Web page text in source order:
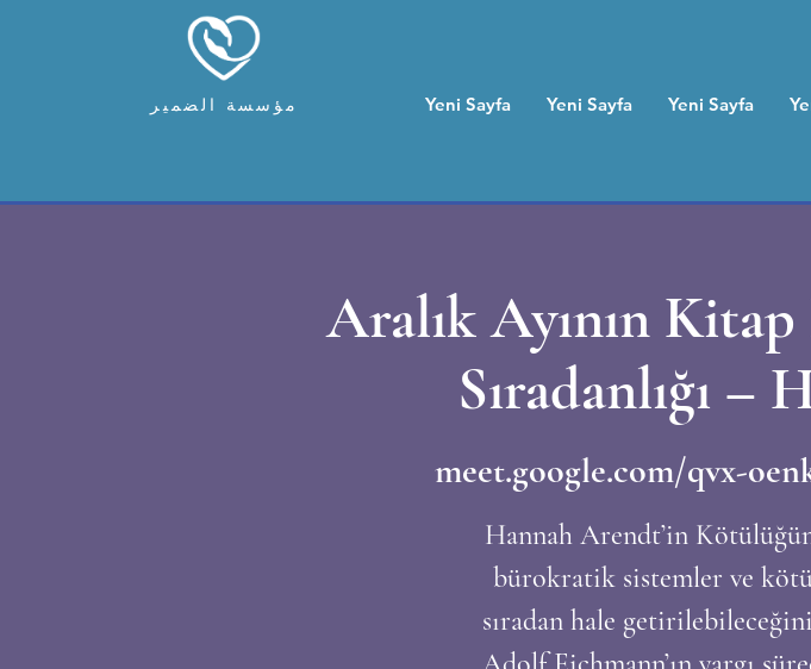
مؤسسة الضمير Yeni Sayfa Yeni Sayfa Yeni Sayfa
Aralık Ayının
Sıradanlığı –
meet.google.com/qvx-
Hannah Arendt’in
bürokratik sistemler ve
sıradan hale